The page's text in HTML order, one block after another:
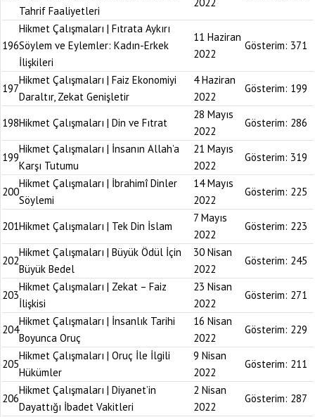
Tahrif Faaliyetleri
196
Hikmet Çalışmaları | Fıtrata Aykırı
Söylem ve Eylemler: Kadın-Erkek
İlişkileri
11 Haziran
2022
Gösterim: 371
197
Hikmet Çalışmaları | Faiz Ekonomiyi
Daraltır, Zekat Genişletir
4 Haziran
2022
Gösterim: 199
198Hikmet Çalışmaları | Din ve Fıtrat
28 Mayıs
2022
Gösterim: 286
199
Hikmet Çalışmaları | İnsanın Allah’a
Karşı Tutumu
21 Mayıs
2022
Gösterim: 319
200
Hikmet Çalışmaları | İbrahimî Dinler
Söylemi
14 Mayıs
2022
Gösterim: 225
201Hikmet Çalışmaları | Tek Din İslam
7 Mayıs
2022
Gösterim: 223
202
Hikmet Çalışmaları | Büyük Ödül İçin
Büyük Bedel
30 Nisan
2022
Gösterim: 245
203
Hikmet Çalışmaları | Zekat – Faiz
İlişkisi
23 Nisan
2022
Gösterim: 271
204
Hikmet Çalışmaları | İnsanlık Tarihi
Boyunca Oruç
16 Nisan
2022
Gösterim: 229
205
Hikmet Çalışmaları | Oruç İle İlgili
Hükümler
9 Nisan
2022
Gösterim: 211
206
Hikmet Çalışmaları | Diyanet’in
Dayattığı İbadet Vakitleri
2 Nisan
2022
Gösterim: 287